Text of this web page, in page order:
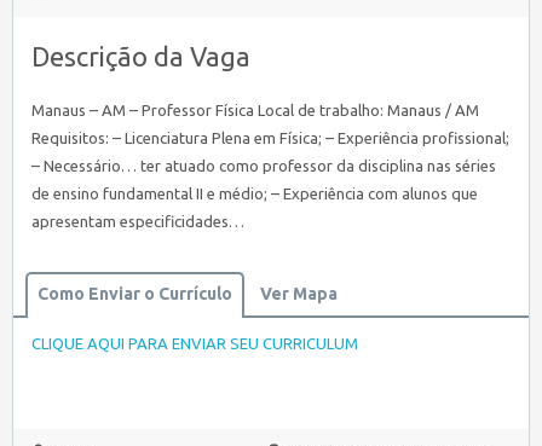
Descrição da Vaga
Manaus – AM – Professor Física Local de trabalho: Manaus / AM
Requisitos: – Licenciatura Plena em Física; – Experiência profissional;
– Necessário… ter atuado como professor da disciplina nas séries
de ensino fundamental II e médio; – Experiência com alunos que
apresentam especificidades…
Como Enviar o Currículo Ver Mapa
CLIQUE AQUI PARA ENVIAR SEU CURRICULUM